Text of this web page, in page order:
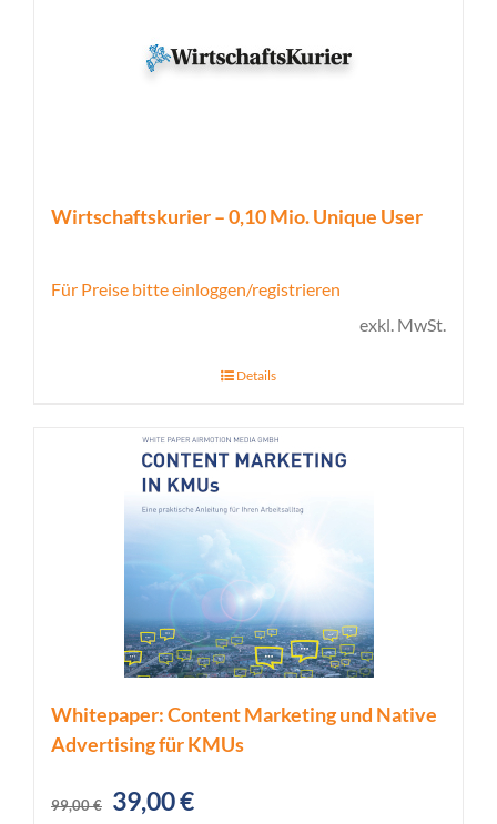
Wirtschaftskurier – 0,10 Mio. Unique User
Für Preise bitte einloggen/registrieren
exkl. MwSt.
Details
Whitepaper: Content Marketing und Native
Advertising für KMUs
99,00€
Ursprünglicher
39,00€Aktueller